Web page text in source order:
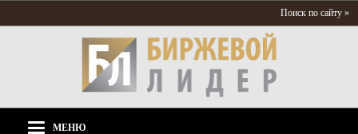
Поиск по сайту »
МЕНЮ